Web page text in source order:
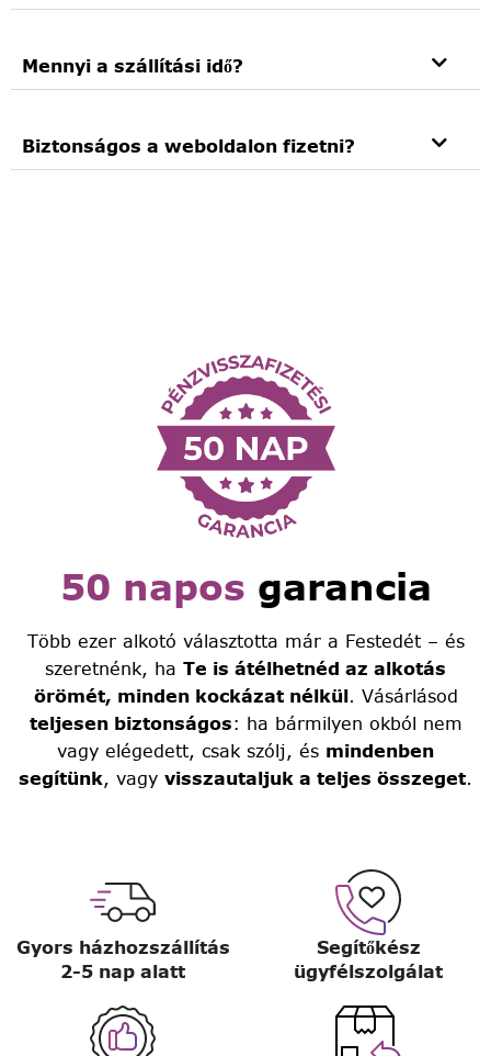
Mennyi a szállítási idő?
Biztonságos a weboldalon fizetni?
50 napos garancia
Több ezer alkotó választotta már a Festedét – és
szeretnénk, ha Te is átélhetnéd az alkotás
örömét, minden kockázat nélkül. Vásárlásod
teljesen biztonságos: ha bármilyen okból nem
vagy elégedett, csak szólj, és mindenben
segítünk, vagy visszautaljuk a teljes összeget.
Gyors házhozszállítás
2-5 nap alatt
Segítőkész
ügyfélszolgálat